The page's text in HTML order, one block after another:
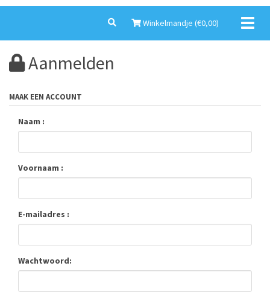
Winkelmandje (€0,00)
Aanmelden
MAAK EEN ACCOUNT
Naam :
Voornaam :
E-mailadres :
Wachtwoord: